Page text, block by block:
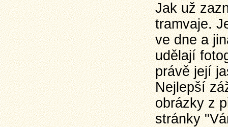
Jak už
tramvaje.
ve dne a
udělají
právě její
Nejlepší
obrázky z
stránky